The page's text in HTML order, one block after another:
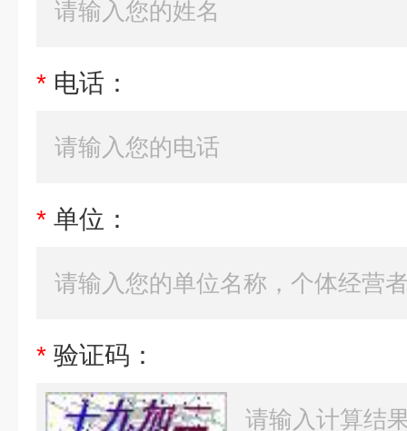
* 电话：
* 单位：
* 验证码：